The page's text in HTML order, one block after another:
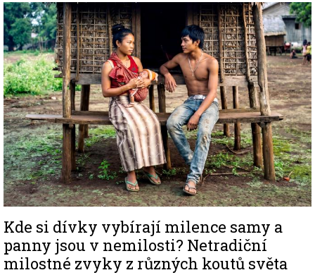
Image
Kde si dívky vybírají milence samy a
panny jsou v nemilosti? Netradiční
milostné zvyky z různých koutů světa